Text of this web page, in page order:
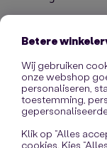
Betere
Wij gebruiken
onze webshop
personaliseren,
toestemming,
Klik op “Alles
cookies. Kies